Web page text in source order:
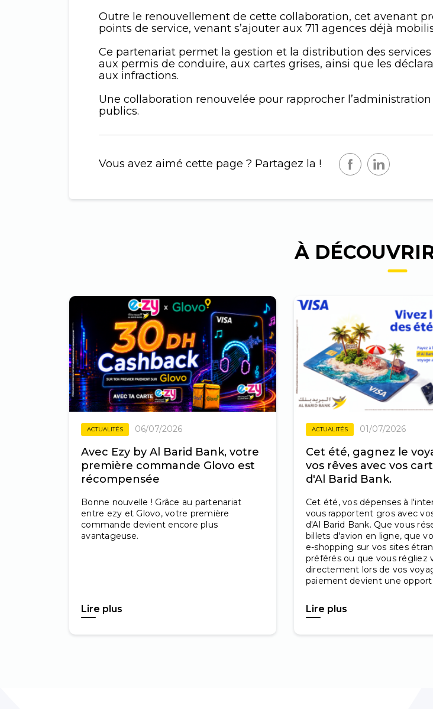
Outre le renouvellement de cette collaboration, cet avenant
points de service, venant s’ajouter aux 711 agences déjà
Ce partenariat permet la gestion et la distribution des
aux permis de conduire, aux cartes grises, ainsi que les
aux infractions.
Une collaboration renouvelée pour rapprocher
publics.
Vous avez aimé cette page ? Partagez la !
À
ACTUALITÉS 06/07/2026
Avec Ezy by Al Barid Bank, votre
première commande Glovo est
récompensée
Bonne nouvelle ! Grâce au partenariat
entre ezy et Glovo, votre première
commande devient encore plus
avantageuse.
Lire plus
ACTUALITÉS 01/07/2026
Cet été, gagnez le
vos rêves avec vos
d'Al Barid Bank.
Cet été, vos dépenses à
vous rapportent gros avec
d'Al Barid Bank. Que vous
billets d'avion en ligne, que
e-shopping sur vos sites
préférés ou que vous régliez
directement lors de vos
paiement devient une
Lire plus